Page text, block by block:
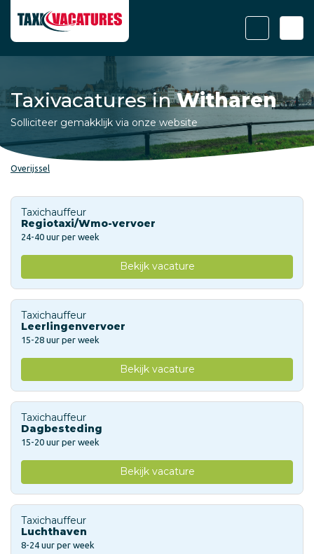
Taxivacatures inWitharen
Solliciteer gemakklijk via onze website
Overijssel
Taxichauffeur
Regiotaxi/Wmo-vervoer
24-40 uur per week
Bekijk vacature
Taxichauffeur
Leerlingenvervoer
15-28 uur per week
Bekijk vacature
Taxichauffeur
Dagbesteding
15-20 uur per week
Bekijk vacature
Taxichauffeur
Luchthaven
8-24 uur per week